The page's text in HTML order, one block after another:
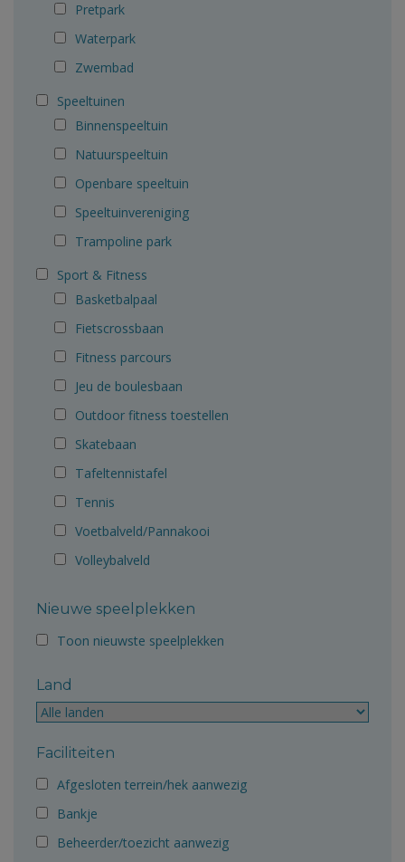
Pretpark
Waterpark
Zwembad
Speeltuinen
Binnenspeeltuin
Natuurspeeltuin
Openbare speeltuin
Speeltuinvereniging
Trampoline park
Sport & Fitness
Basketbalpaal
Fietscrossbaan
Fitness parcours
Jeu de boulesbaan
Outdoor fitness toestellen
Skatebaan
Tafeltennistafel
Tennis
Voetbalveld/Pannakooi
Volleybalveld
Nieuwe speelplekken
Toon nieuwste speelplekken
Land
Faciliteiten
Afgesloten terrein/hek aanwezig
Bankje
Beheerder/toezicht aanwezig